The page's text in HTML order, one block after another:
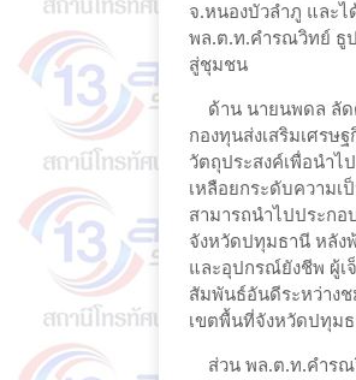
จ.หนองบัวลำภู และ
พล.ต.ท.คำรณวิทย์ ธูป
สู่ชุมชน
ด้าน นายนพดล ลัดด
กองทุนส่งเสริมเศร
วัตถุประสงค์เพื่อนำ
เหลือยกระดับความ
สามารถนำไปประก
จังหวัดปทุมธานี หลัง
และอุปกรณ์ยังชีพ ผู้เ
สัมพันธ์อันดีระหว่าง
เขตพื้นที่จังหวัดปทุมธ
ส่วน พล.ต.ท.คำรณ